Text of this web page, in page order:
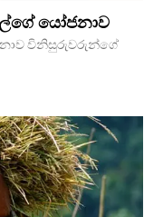
යෝජනාව
විනිසුරුවරුන්ගේ